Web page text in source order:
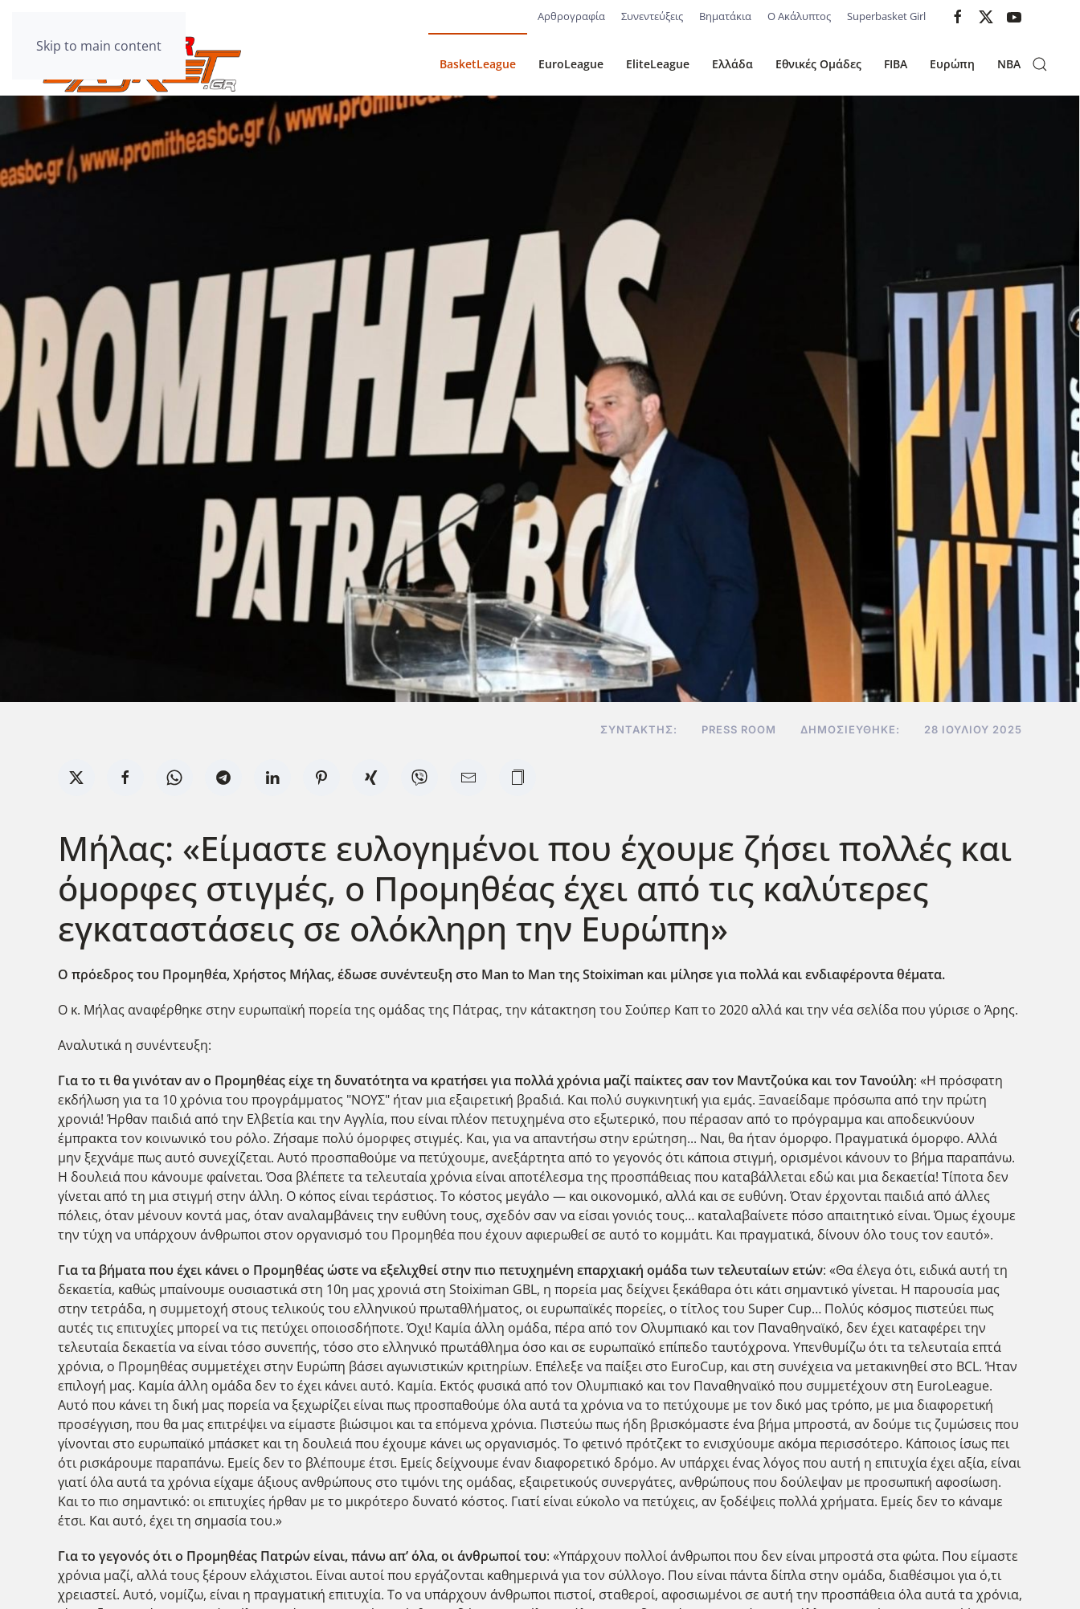
Skip to main content
Αρθρογραφία Συνεντεύξεις Βηματάκια Ο Ακάλυπτος Superbasket Girl
BasketLeague EuroLeague EliteLeague Ελλάδα Εθνικές Ομάδες FIBA Ευρώπη NBA
ΣΥΝΤΆΚΤΗΣ: PRESS ROOM ΔΗΜΟΣΙΕΎΘΗΚΕ: 28 ΙΟΥΛΊΟΥ 2025
Μήλας: «Είμαστε ευλογημένοι που έχουμε ζήσει πολλές και
όμορφες στιγμές, ο Προμηθέας έχει από τις καλύτερες
εγκαταστάσεις σε ολόκληρη την Ευρώπη»
Ο πρόεδρος του Προμηθέα, Χρήστος Μήλας, έδωσε συνέντευξη στο Man to Man της Stoiximan και μίλησε για πολλά και ενδιαφέροντα θέματα.
Ο κ. Μήλας αναφέρθηκε στην ευρωπαϊκή πορεία της ομάδας της Πάτρας, την κάτακτηση του Σούπερ Καπ το 2020 αλλά και την νέα σελίδα που γύρισε ο Άρης.
Αναλυτικά η συνέντευξη:
Για το τι θα γινόταν αν ο Προμηθέας είχε τη δυνατότητα να κρατήσει για πολλά χρόνια μαζί παίκτες σαν τον Μαντζούκα και τον Τανούλη: «Η πρόσφατη
εκδήλωση για τα 10 χρόνια του προγράμματος "ΝΟΥΣ" ήταν μια εξαιρετική βραδιά. Και πολύ συγκινητική για εμάς. Ξαναείδαμε πρόσωπα από την πρώτη
χρονιά! Ήρθαν παιδιά από την Ελβετία και την Αγγλία, που είναι πλέον πετυχημένα στο εξωτερικό, που πέρασαν από το πρόγραμμα και αποδεικνύουν
έμπρακτα τον κοινωνικό του ρόλο. Ζήσαμε πολύ όμορφες στιγμές. Και, για να απαντήσω στην ερώτηση... Ναι, θα ήταν όμορφο. Πραγματικά όμορφο. Αλλά
μην ξεχνάμε πως αυτό συνεχίζεται. Αυτό προσπαθούμε να πετύχουμε, ανεξάρτητα από το γεγονός ότι κάποια στιγμή, ορισμένοι κάνουν το βήμα παραπάνω.
Η δουλειά που κάνουμε φαίνεται. Όσα βλέπετε τα τελευταία χρόνια είναι αποτέλεσμα της προσπάθειας που καταβάλλεται εδώ και μια δεκαετία! Τίποτα δεν
γίνεται από τη μια στιγμή στην άλλη. Ο κόπος είναι τεράστιος. Το κόστος μεγάλο — και οικονομικό, αλλά και σε ευθύνη. Όταν έρχονται παιδιά από άλλες
πόλεις, όταν μένουν κοντά μας, όταν αναλαμβάνεις την ευθύνη τους, σχεδόν σαν να είσαι γονιός τους… καταλαβαίνετε πόσο απαιτητικό είναι. Όμως έχουμε
την τύχη να υπάρχουν άνθρωποι στον οργανισμό του Προμηθέα που έχουν αφιερωθεί σε αυτό το κομμάτι. Και πραγματικά, δίνουν όλο τους τον εαυτό».
Για τα βήματα που έχει κάνει ο Προμηθέας ώστε να εξελιχθεί στην πιο πετυχημένη επαρχιακή ομάδα των τελευταίων ετών: «Θα έλεγα ότι, ειδικά αυτή τη
δεκαετία, καθώς μπαίνουμε ουσιαστικά στη 10η μας χρονιά στη Stoiximan GBL, η πορεία μας δείχνει ξεκάθαρα ότι κάτι σημαντικό γίνεται. Η παρουσία μας
στην τετράδα, η συμμετοχή στους τελικούς του ελληνικού πρωταθλήματος, οι ευρωπαϊκές πορείες, ο τίτλος του Super Cup… Πολύς κόσμος πιστεύει πως
αυτές τις επιτυχίες μπορεί να τις πετύχει οποιοσδήποτε. Όχι! Καμία άλλη ομάδα, πέρα από τον Ολυμπιακό και τον Παναθηναϊκό, δεν έχει καταφέρει την
τελευταία δεκαετία να είναι τόσο συνεπής, τόσο στο ελληνικό πρωτάθλημα όσο και σε ευρωπαϊκό επίπεδο ταυτόχρονα. Υπενθυμίζω ότι τα τελευταία επτά
χρόνια, ο Προμηθέας συμμετέχει στην Ευρώπη βάσει αγωνιστικών κριτηρίων. Επέλεξε να παίξει στο EuroCup, και στη συνέχεια να μετακινηθεί στο BCL. Ήταν
επιλογή μας. Καμία άλλη ομάδα δεν το έχει κάνει αυτό. Καμία. Εκτός φυσικά από τον Ολυμπιακό και τον Παναθηναϊκό που συμμετέχουν στη EuroLeague.
Αυτό που κάνει τη δική μας πορεία να ξεχωρίζει είναι πως προσπαθούμε όλα αυτά τα χρόνια να το πετύχουμε με τον δικό μας τρόπο, με μια διαφορετική
προσέγγιση, που θα μας επιτρέψει να είμαστε βιώσιμοι και τα επόμενα χρόνια. Πιστεύω πως ήδη βρισκόμαστε ένα βήμα μπροστά, αν δούμε τις ζυμώσεις που
γίνονται στο ευρωπαϊκό μπάσκετ και τη δουλειά που έχουμε κάνει ως οργανισμός. Το φετινό πρότζεκτ το ενισχύουμε ακόμα περισσότερο. Κάποιος ίσως πει
ότι ρισκάρουμε παραπάνω. Εμείς δεν το βλέπουμε έτσι. Εμείς δείχνουμε έναν διαφορετικό δρόμο. Αν υπάρχει ένας λόγος που αυτή η επιτυχία έχει αξία, είναι
γιατί όλα αυτά τα χρόνια είχαμε άξιους ανθρώπους στο τιμόνι της ομάδας, εξαιρετικούς συνεργάτες, ανθρώπους που δούλεψαν με προσωπική αφοσίωση.
Και το πιο σημαντικό: οι επιτυχίες ήρθαν με το μικρότερο δυνατό κόστος. Γιατί είναι εύκολο να πετύχεις, αν ξοδέψεις πολλά χρήματα. Εμείς δεν το κάναμε
έτσι. Και αυτό, έχει τη σημασία του.»
Για το γεγονός ότι ο Προμηθέας Πατρών είναι, πάνω απ’ όλα, οι άνθρωποί του: «Υπάρχουν πολλοί άνθρωποι που δεν είναι μπροστά στα φώτα. Που είμαστε
χρόνια μαζί, αλλά τους ξέρουν ελάχιστοι. Είναι αυτοί που εργάζονται καθημερινά για τον σύλλογο. Που είναι πάντα δίπλα στην ομάδα, διαθέσιμοι για ό,τι
χρειαστεί. Αυτό, νομίζω, είναι η πραγματική επιτυχία. Το να υπάρχουν άνθρωποι πιστοί, σταθεροί, αφοσιωμένοι σε αυτή την προσπάθεια όλα αυτά τα χρόνια,